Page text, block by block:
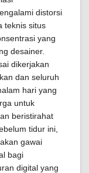
distorsi
teknis situs
yang
desainer.
dikerjakan
dan seluruh
hari yang
untuk
beristirahat
tidur ini,
gawai
bagi
digital yang